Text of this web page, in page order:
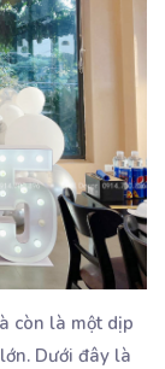
còn là một dịp
Dưới đây là